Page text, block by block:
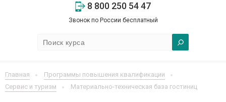
8 800 250 54 47
Звонок по России бесплатный
Главная
Программы повышения квалификации
Сервис и туризм
Материально-техническая база гостиниц